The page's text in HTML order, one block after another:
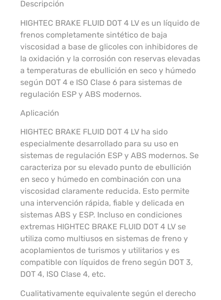
Descripción
HIGHTEC BRAKE FLUID DOT 4 LV es un líquido de
frenos completamente sintético de baja
viscosidad a base de glicoles con inhibidores de
la oxidación y la corrosión con reservas elevadas
a temperaturas de ebullición en seco y húmedo
según DOT 4 e ISO Clase 6 para sistemas de
regulación ESP y ABS modernos.
Aplicación
HIGHTEC BRAKE FLUID DOT 4 LV ha sido
especialmente desarrollado para su uso en
sistemas de regulación ESP y ABS modernos. Se
caracteriza por su elevado punto de ebullición
en seco y húmedo en combinación con una
viscosidad claramente reducida. Esto permite
una intervención rápida, fiable y delicada en
sistemas ABS y ESP. Incluso en condiciones
extremas HIGHTEC BRAKE FLUID DOT 4 LV se
utiliza como multiusos en sistemas de freno y
acoplamientos de turismos y utilitarios y es
compatible con líquidos de freno según DOT 3,
DOT 4, ISO Clase 4, etc.
Cualitativamente equivalente según el derecho